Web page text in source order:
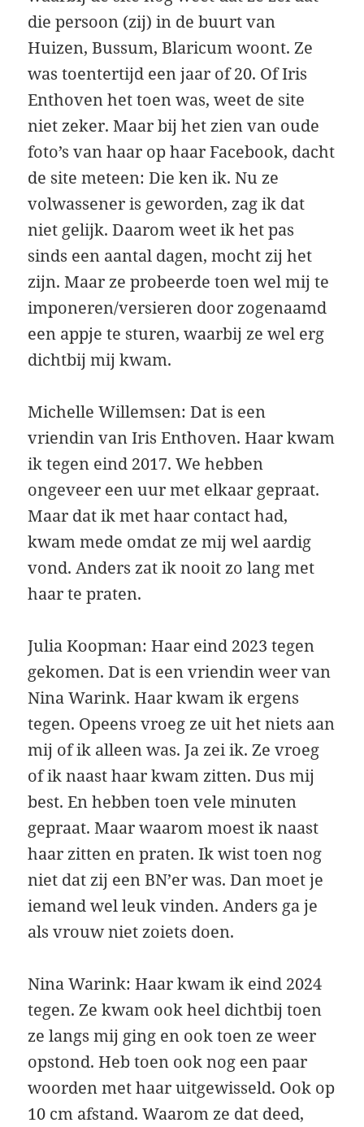
die persoon (zij) in de buurt van
Huizen, Bussum, Blaricum woont. Ze
was toentertijd een jaar of 20. Of Iris
Enthoven het toen was, weet de site
niet zeker. Maar bij het zien van oude
foto’s van haar op haar Facebook, dacht
de site meteen: Die ken ik. Nu ze
volwassener is geworden, zag ik dat
niet gelijk. Daarom weet ik het pas
sinds een aantal dagen, mocht zij het
zijn. Maar ze probeerde toen wel mij te
imponeren/versieren door zogenaamd
een appje te sturen, waarbij ze wel erg
dichtbij mij kwam.
Michelle Willemsen: Dat is een
vriendin van Iris Enthoven. Haar kwam
ik tegen eind 2017. We hebben
ongeveer een uur met elkaar gepraat.
Maar dat ik met haar contact had,
kwam mede omdat ze mij wel aardig
vond. Anders zat ik nooit zo lang met
haar te praten.
Julia Koopman: Haar eind 2023 tegen
gekomen. Dat is een vriendin weer van
Nina Warink. Haar kwam ik ergens
tegen. Opeens vroeg ze uit het niets aan
mij of ik alleen was. Ja zei ik. Ze vroeg
of ik naast haar kwam zitten. Dus mij
best. En hebben toen vele minuten
gepraat. Maar waarom moest ik naast
haar zitten en praten. Ik wist toen nog
niet dat zij een BN’er was. Dan moet je
iemand wel leuk vinden. Anders ga je
als vrouw niet zoiets doen.
Nina Warink: Haar kwam ik eind 2024
tegen. Ze kwam ook heel dichtbij toen
ze langs mij ging en ook toen ze weer
opstond. Heb toen ook nog een paar
woorden met haar uitgewisseld. Ook op
10 cm afstand. Waarom ze dat deed,